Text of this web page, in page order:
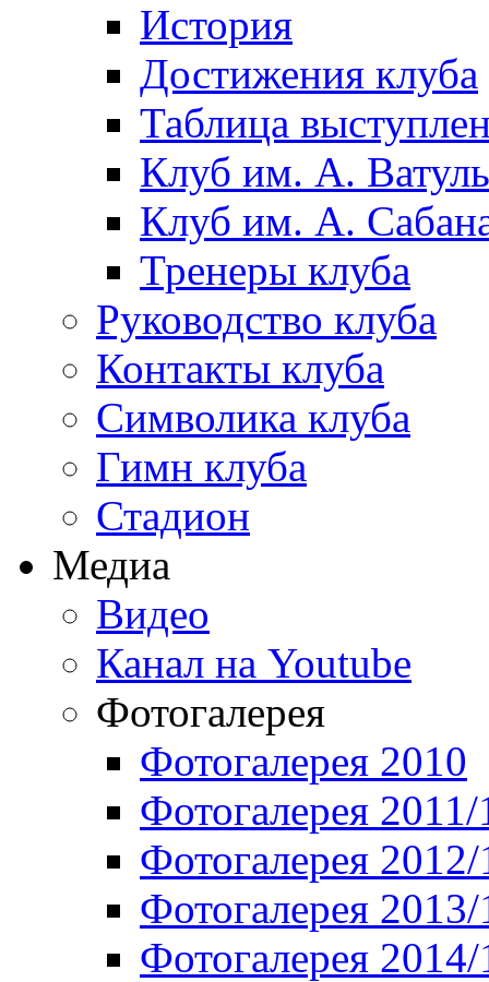
История
Достижения клуба
Таблица
Клуб им. А.
Клуб им. А.
Тренеры клуба
Руководство клуба
Контакты клуба
Символика клуба
Гимн клуба
Стадион
Медиа
Видео
Канал на Youtube
Фотогалерея
Фотогалерея 2010
Фотогалерея 2011/
Фотогалерея
Фотогалерея
Фотогалерея